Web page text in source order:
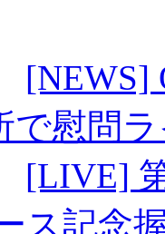
[NEWS]
で慰問
[LIVE]
ス記念